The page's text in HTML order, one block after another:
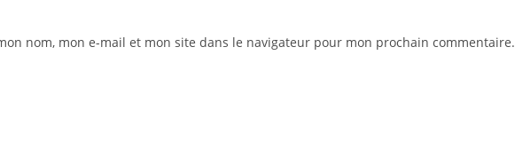
nom, mon e-mail et mon site dans le navigateur pour mon prochain commentaire.